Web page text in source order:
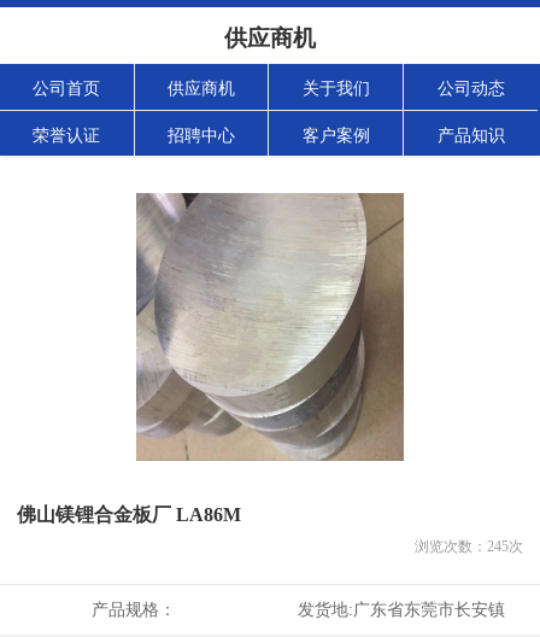
供应商机
公司首页 供应商机 关于我们 公司动态
荣誉认证 招聘中心 客户案例 产品知识
佛山镁锂合金板厂 LA86M
浏览次数： 245次
产品规格： 发货地:广东省东莞市长安镇